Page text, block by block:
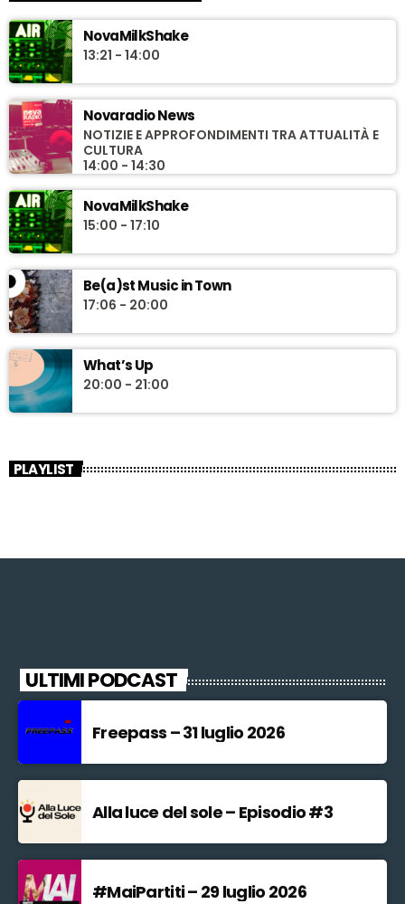
NovaMilkShake
13:21 - 14:00
Novaradio News
NOTIZIE E APPROFONDIMENTI TRA ATTUALITÀ E
CULTURA
14:00 - 14:30
NovaMilkShake
15:00 - 17:10
Be(a)st Music in Town
17:06 - 20:00
What’s Up
20:00 - 21:00
PLAYLIST
ULTIMI PODCAST
Freepass – 31 luglio 2026
Alla luce del sole – Episodio #3
#MaiPartiti – 29 luglio 2026